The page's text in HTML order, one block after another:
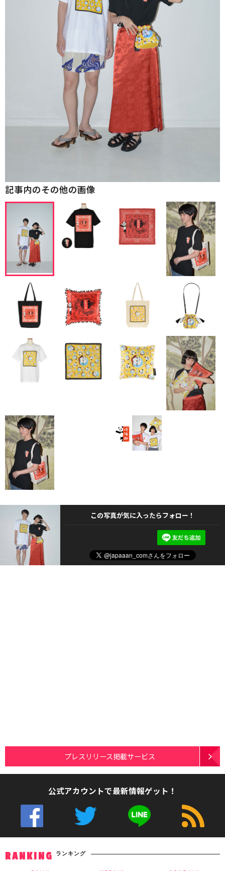
記事内のその他の画像
この写真が気に入ったらフォロー！
プレスリリース掲載サービス
公式アカウントで最新情報ゲット！
RANKING ランキング